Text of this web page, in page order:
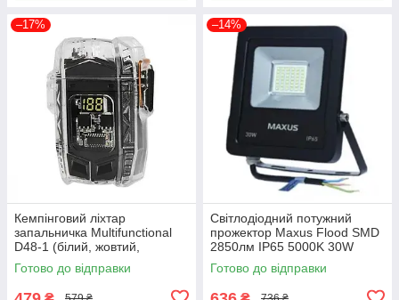
–17%
Кемпінговий ліхтар
запальничка Multifunctional
D48-1 (білий, жовтий,
червоний) + BOX LCD Type-C
(11 режимів)
Готово до відправки
–14%
Світлодіодний потужний
прожектор Maxus Flood SMD
2850лм IP65 5000K 30W
(Чорний)
Готово до відправки